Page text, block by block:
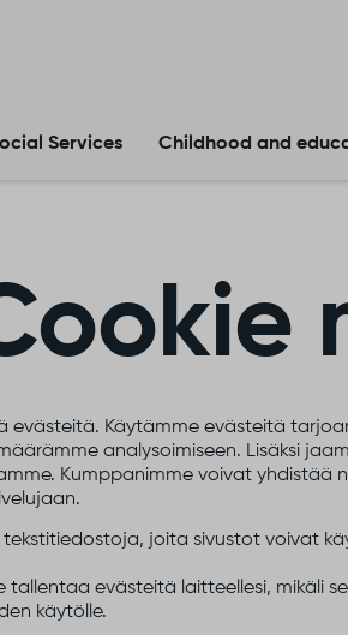
Services Childhood and
evästeitä. Käytämme evästeitä
analysoimiseen. Lisäksi
Kumppanimme voivat
tekstitiedostoja, joita sivustot voivat
tallentaa evästeitä laitteellesi, mikäli
käytölle.